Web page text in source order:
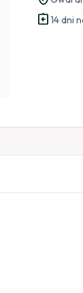
assignment_return14 dni